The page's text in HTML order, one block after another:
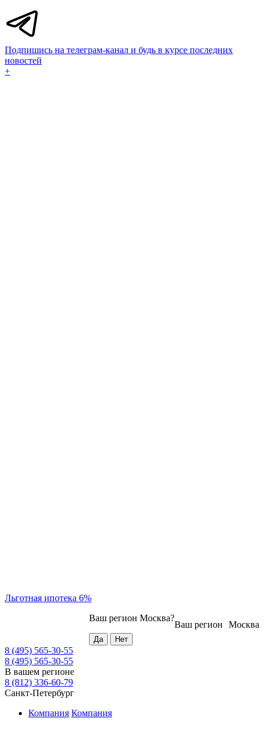
Подпишись на телеграм-канал и будь в курсе последних
новостей
+
Льготная ипотека 6%
Москва
Ваш регион
Ваш регион Москва?
8 (495) 565-30-55
8 (495) 565-30-55
В вашем регионе
8 (812) 336-60-79
Санкт-Петербург
Компания Компания